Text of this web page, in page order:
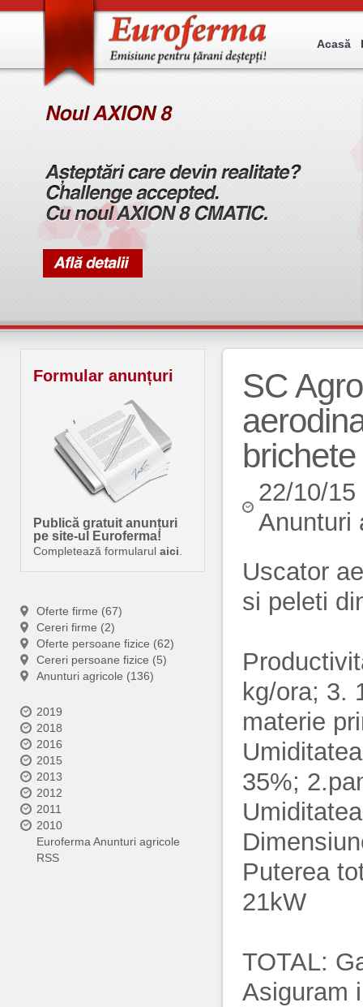
Acasă
Formular anunțuri
Publică gratuit anunțuri
pe site-ul Euroferma!
Completează formularul aici
Oferte firme (67)
Cereri firme (2)
Oferte persoane fizice (62)
Cereri persoane fizice (5)
Anunturi agricole (136)
2019
2018
2016
2015
2013
2012
2011
2010
Euroferma Anunturi agricole
RSS
SC
22/10/
Anunturi
Uscator
si peleti
kg/ora; 3.
materie
35%;
Puterea
21kW
TOTAL:
Asiguram